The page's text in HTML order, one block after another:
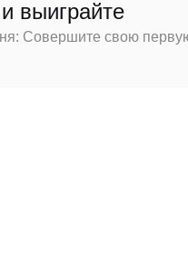
выиграйте
Совершите свою